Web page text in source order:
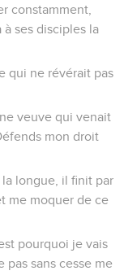
constamment,
à ses disciples la
qui ne révérait pas
veuve qui venait
mon droit
la longue, il finit par
me moquer de ce
pourquoi je vais
pas sans cesse me